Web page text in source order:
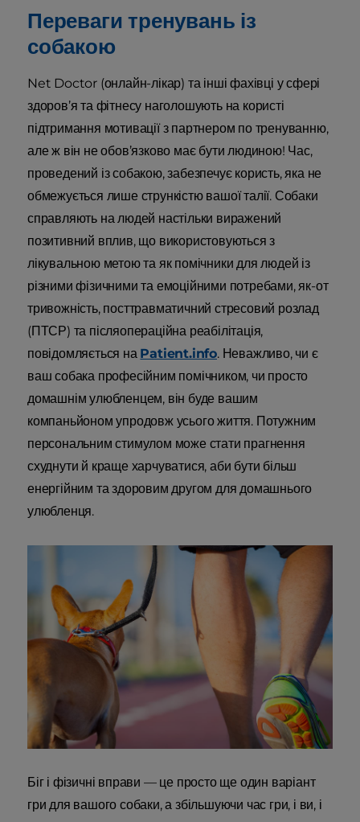
Переваги тренувань із
собакою
Net Doctor (онлайн-лікар) та інші фахівці у сфері
здоров’я та фітнесу наголошують на користі
підтримання мотивації з партнером по тренуванню,
але ж він не обов’язково має бути людиною! Час,
проведений із собакою, забезпечує користь, яка не
обмежується лише стрункістю вашої талії. Собаки
справляють на людей настільки виражений
позитивний вплив, що використовуються з
лікувальною метою та як помічники для людей із
різними фізичними та емоційними потребами, як-от
тривожність, посттравматичний стресовий розлад
(ПТСР) та післяопераційна реабілітація,
повідомляється на Patient.info. Неважливо, чи є
ваш собака професійним помічником, чи просто
домашнім улюбленцем, він буде вашим
компаньйоном упродовж усього життя. Потужним
персональним стимулом може стати прагнення
схуднути й краще харчуватися, аби бути більш
енергійним та здоровим другом для домашнього
улюбленця.
Біг і фізичні вправи — це просто ще один варіант
гри для вашого собаки, а збільшуючи час гри, і ви, і